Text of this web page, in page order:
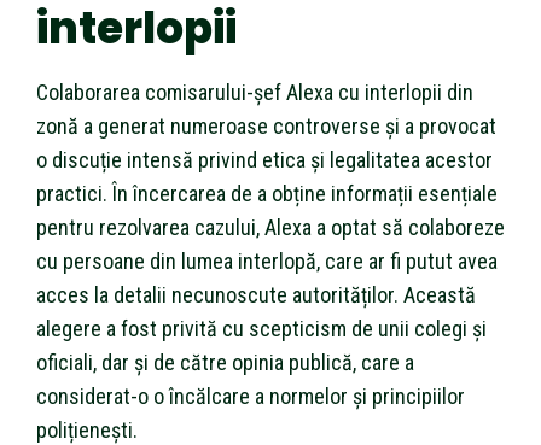
interlopii
Colaborarea comisarului-șef Alexa cu interlopii din
zonă a generat numeroase controverse și a provocat
o discuție intensă privind etica și legalitatea acestor
practici. În încercarea de a obține informații esențiale
pentru rezolvarea cazului, Alexa a optat să colaboreze
cu persoane din lumea interlopă, care ar fi putut avea
acces la detalii necunoscute autorităților. Această
alegere a fost privită cu scepticism de unii colegi și
oficiali, dar și de către opinia publică, care a
considerat-o o încălcare a normelor și principiilor
polițienești.